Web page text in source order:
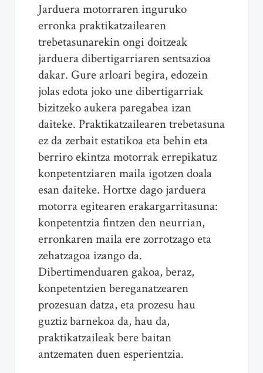
Jarduera motorraren inguruko
erronka praktikatzailearen
trebetasunarekin ongi doitzeak
jarduera dibertigarriaren sentsazioa
dakar. Gure arloari begira, edozein
jolas edota joko une dibertigarriak
bizitzeko aukera paregabea izan
daiteke. Praktikatzailearen trebetasuna
ez da zerbait estatikoa eta behin eta
berriro ekintza motorrak errepikatuz
konpetentziaren maila igotzen doala
esan daiteke. Hortxe dago jarduera
motorra egitearen erakargarritasuna:
konpetentzia fintzen den neurrian,
erronkaren maila ere zorrotzago eta
zehatzagoa izango da.
Dibertimenduaren gakoa, beraz,
konpetentzien bereganatzearen
prozesuan datza, eta prozesu hau
guztiz barnekoa da, hau da,
praktikatzaileak bere baitan
antzematen duen esperientzia.